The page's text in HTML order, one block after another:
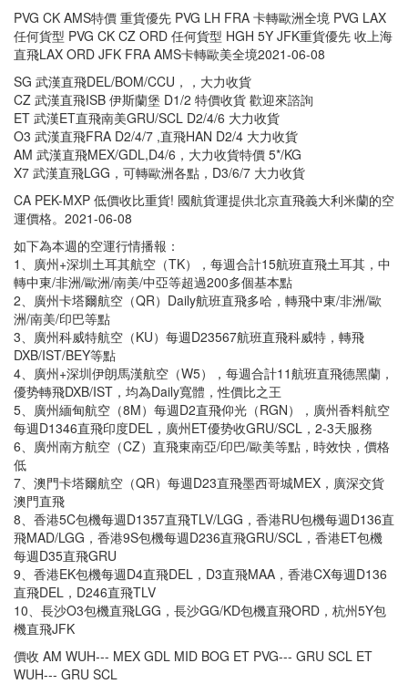
PVG CK AMS特價 重貨優先 PVG LH FRA 卡轉歐洲全境 PVG LAX
任何貨型 PVG CK CZ ORD 任何貨型 HGH 5Y JFK重貨優先 收上海
直飛LAX ORD JFK FRA AMS卡轉歐美全境2021-06-08
SG 武漢直飛DEL/BOM/CCU，，大力收貨
CZ 武漢直飛ISB 伊斯蘭堡 D1/2 特價收貨 歡迎來諮詢
ET 武漢ET直飛南美GRU/SCL D2/4/6 大力收貨
O3 武漢直飛FRA D2/4/7 ,直飛HAN D2/4 大力收貨
AM 武漢直飛MEX/GDL,D4/6，大力收貨特價 5*/KG
X7 武漢直飛LGG，可轉歐洲各點，D3/6/7 大力收貨
CA PEK-MXP 低價收比重貨! 國航貨運提供北京直飛義大利米蘭的空
運價格。2021-06-08
如下為本週的空運行情播報：
1、廣州+深圳土耳其航空（TK），每週合計15航班直飛土耳其，中
轉中東/非洲/歐洲/南美/中亞等超過200多個基本點
2、廣州卡塔爾航空（QR）Daily航班直飛多哈，轉飛中東/非洲/歐
洲/南美/印巴等點
3、廣州科威特航空（KU）每週D23567航班直飛科威特，轉飛
DXB/IST/BEY等點
4、廣州+深圳伊朗馬漢航空（W5），每週合計11航班直飛德黑蘭，
優势轉飛DXB/IST，均為Daily寬體，性價比之王
5、廣州緬甸航空（8M）每週D2直飛仰光（RGN），廣州香料航空
每週D1346直飛印度DEL，廣州ET優势收GRU/SCL，2-3天服務
6、廣州南方航空（CZ）直飛東南亞/印巴/歐美等點，時效快，價格
低
7、澳門卡塔爾航空（QR）每週D23直飛墨西哥城MEX，廣深交貨
澳門直飛
8、香港5C包機每週D1357直飛TLV/LGG，香港RU包機每週D136直
飛MAD/LGG，香港9S包機每週D236直飛GRU/SCL，香港ET包機
每週D35直飛GRU
9、香港EK包機每週D4直飛DEL，D3直飛MAA，香港CX每週D136
直飛DEL，D246直飛TLV
10、長沙O3包機直飛LGG，長沙GG/KD包機直飛ORD，杭州5Y包
機直飛JFK
價收 AM WUH--- MEX GDL MID BOG ET PVG--- GRU SCL ET
WUH--- GRU SCL